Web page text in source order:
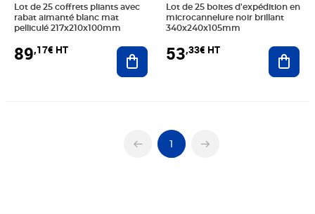
Lot de 25 coffrets pliants avec
rabat aimanté blanc mat
pelliculé 217x210x100mm
89,17€ HT Ajouter au panier
Lot de 25 boites d'expédition en
microcannelure noir brillant
340x240x105mm
53,33€ HT
1